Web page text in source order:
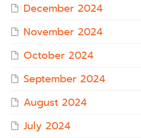
December 2024
November 2024
October 2024
September 2024
August 2024
July 2024